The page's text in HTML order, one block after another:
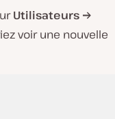
Utilisateurs →
voir une nouvelle